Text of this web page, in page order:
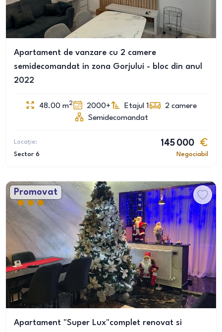
Apartament de vanzare cu 2 camere
semidecomandat in zona Gorjului - bloc din anul
2022
48.00 m2 2000+ Etajul 1 2 camere
Semidecomandat
Locație:
Sector 6
145 000
Negociabil
Promovat
Apartament "Super Lux"complet renovat si